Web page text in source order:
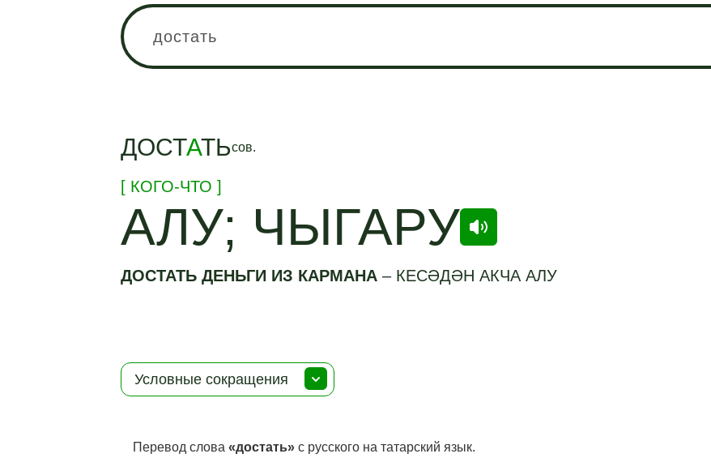
ДОСТАТЬсов.
[ КОГО-ЧТО ]
АЛУ; ЧЫГАРУ
ДОСТАТЬ ДЕНЬГИ ИЗ КАРМАНА– КЕСӘДӘН АКЧА АЛУ
Условные сокращения
Перевод слова«достать» с русского на татарский язык.